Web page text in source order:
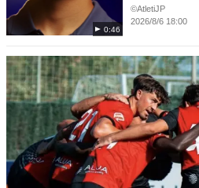
0:46
©️AtletiJP
2026/8/6 18:00